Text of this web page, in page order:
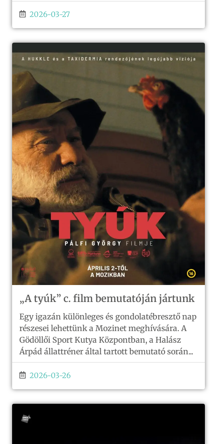
2026-03-27
„A tyúk” c. film bemutatóján jártunk
2026-03-26
Egy igazán különleges és gondolatébresztő nap
részesei lehettünk a Mozinet meghívására. A
Gödöllői Sport Kutya Központban, a Halász
Árpád állattréner által tartott bemutató során...